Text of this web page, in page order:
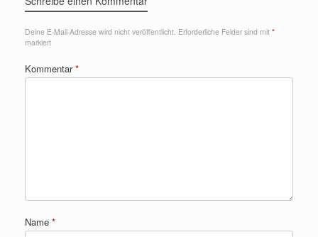
Deine E-Mail-Adresse wird nicht veröffentlicht. Erforderliche Felder sind mit *
markiert
Kommentar*
Name *